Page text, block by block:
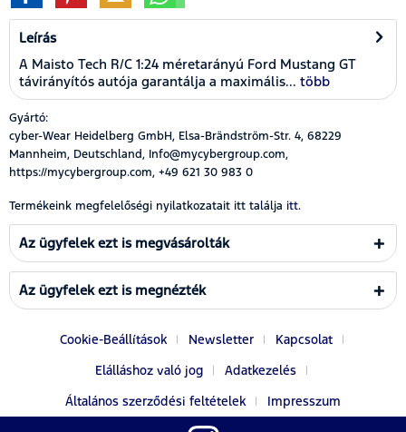
Leírás
A Maisto Tech R/C 1:24 méretarányú Ford Mustang GT
távirányítós autója garantálja a maximális... több
Gyártó:
cyber-Wear Heidelberg GmbH, Elsa-Brändström-Str. 4, 68229
Mannheim, Deutschland, Info@mycybergroup.com,
https://mycybergroup.com, +49 621 30 983 0
Termékeink megfelelőségi nyilatkozatait itt találja itt.
Az ügyfelek ezt is megvásárolták
Az ügyfelek ezt is megnézték
Cookie-Beállítások Newsletter
Kapcsolat
Elálláshoz való jog
Adatkezelés
Általános szerződési feltételek
Impresszum